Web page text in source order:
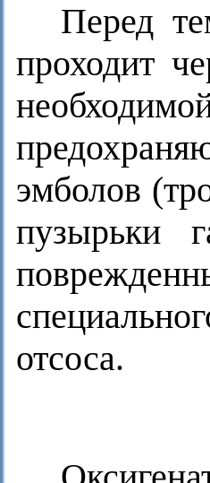
Перед
проходит
эмболов
пузырьки
отсоса.